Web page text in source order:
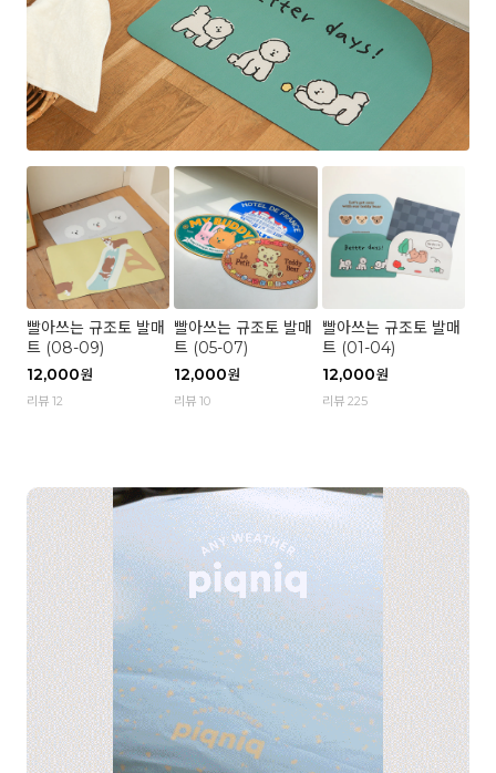
빨아쓰는 규조토 발매
트 (08-09)
12,000원
리뷰 12
빨아쓰는 규조토 발매
트 (05-07)
12,000원
리뷰 10
빨아쓰는 규조토 발매
트 (01-04)
12,000원
리뷰 225